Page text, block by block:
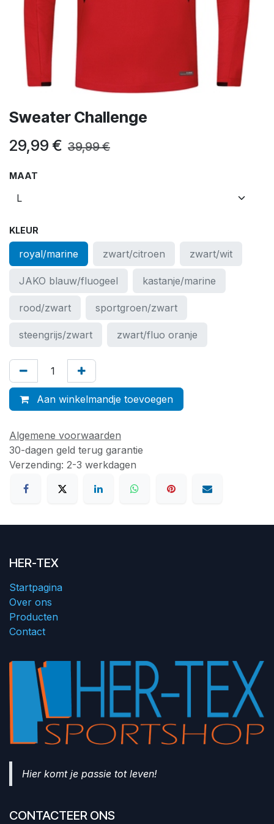
Sweater Challenge
29,99 € 39,99€
MAAT
KLEUR
royal/marine zwart/citroen zwart/wit
JAKO blauw/fluogeel kastanje/marine
rood/zwart sportgroen/zwart
steengrijs/zwart zwart/fluo oranje
Aan winkelmandje toevoegen
Algemene voorwaarden
30-dagen geld terug garantie
Verzending: 2-3 werkdagen
HER-TEX
Startpagina
Over ons
Producten
Contact
Hier komt je passie tot leven!
CONTACTEER ONS